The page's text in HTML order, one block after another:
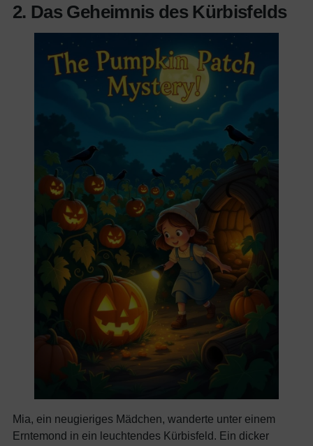
2. Das Geheimnis des Kürbisfelds
Mia, ein neugieriges Mädchen, wanderte unter einem
Erntemond in ein leuchtendes Kürbisfeld. Ein dicker